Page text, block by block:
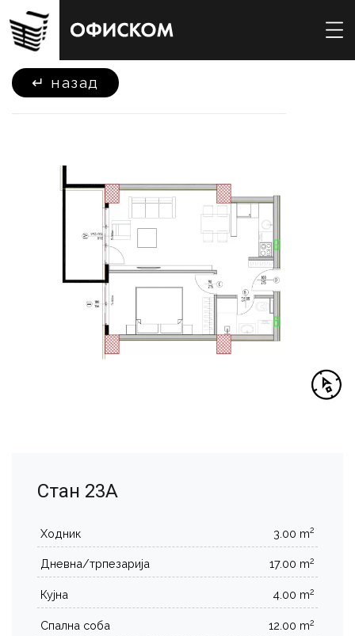
↵ назад
Стан 23А
Ходник 3.00 m2
Дневна/трпезарија 17.00 m2
Кујна 4.00 m2
Спална соба 12.00 m2